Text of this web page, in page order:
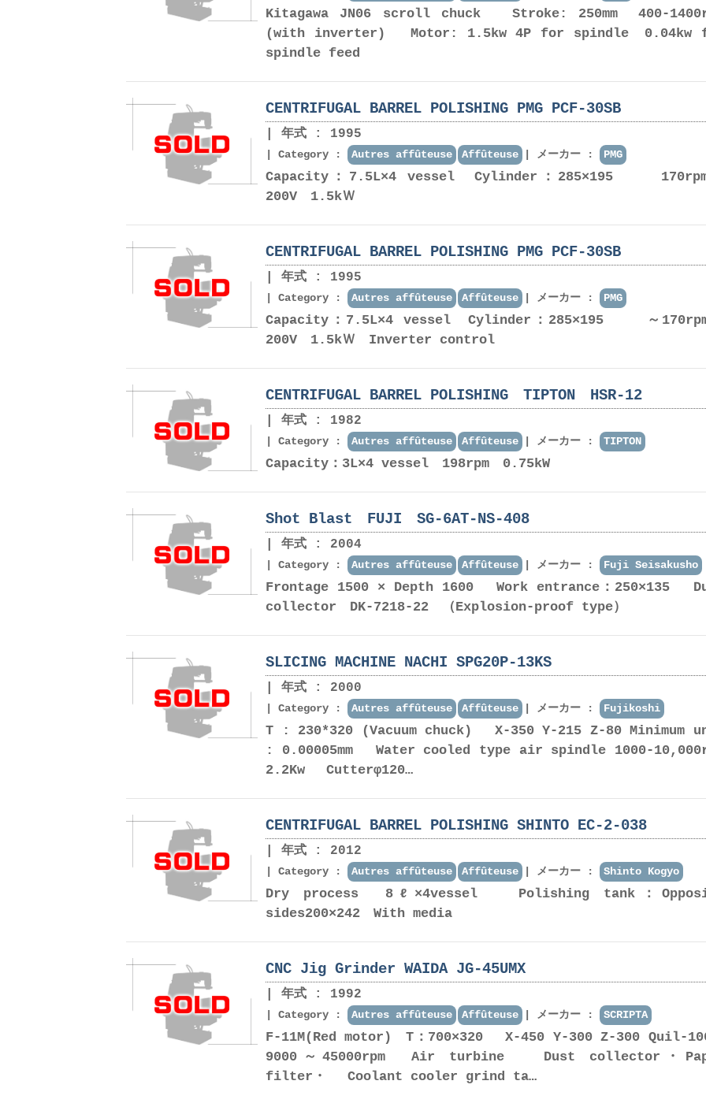
Kitagawa JN06 scroll chuck Stroke: 250mm 400-
(with inverter) Motor: 1.5kw 4P for spindle 0.04kw
spindle feed
CENTRIFUGAL BARREL POLISHING PMG PCF-30SB
年式 : 1995
Category : Autres affûteuse Affûteuse メーカー : PMG
Capacity：7.5L×4 vessel Cylinder：285×195
200V 1.5kＷ
CENTRIFUGAL BARREL POLISHING PMG PCF-30SB
年式 : 1995
Category : Autres affûteuse Affûteuse メーカー : PMG
Capacity：7.5L×4 vessel Cylinder：285×195 ～
200V 1.5kＷ Inverter control
CENTRIFUGAL BARREL POLISHING TIPTON HSR-12
年式 : 1982
Category : Autres affûteuse Affûteuse メーカー : TIPTON
Capacity：3L×4 vessel 198rpm 0.75kW
Shot Blast FUJI SG-6AT-NS-408
年式 : 2004
Category : Autres affûteuse Affûteuse メーカー : Fuji Seisakusho
Frontage 1500 × Depth 1600 Work entrance：250×135
collector DK-7218-22 （Explosion-proof type）
SLICING MACHINE NACHI SPG20P-13KS
年式 : 2000
Category : Autres affûteuse Affûteuse メーカー : Fujikoshi
T : 230*320 (Vacuum chuck) X-350 Y-215 Z-80 Minimum
: 0.00005mm Water cooled type air spindle 1000-
2.2Kw Cutterφ120…
CENTRIFUGAL BARREL POLISHING SHINTO EC-2-038
年式 : 2012
Category : Autres affûteuse Affûteuse メーカー : Shinto Kogyo
Dry process 8ℓ×4vessel Polishing tank：
sides200×242 With media
CNC Jig Grinder WAIDA JG-45UMX
年式 : 1992
Category : Autres affûteuse Affûteuse メーカー : SCRIPTA
F-11M(Red motor) T：700×320 X-450 Y-300 Z-300 Quil-
9000～45000rpm Air turbine Dust collector・
filter・ Coolant cooler grind ta…